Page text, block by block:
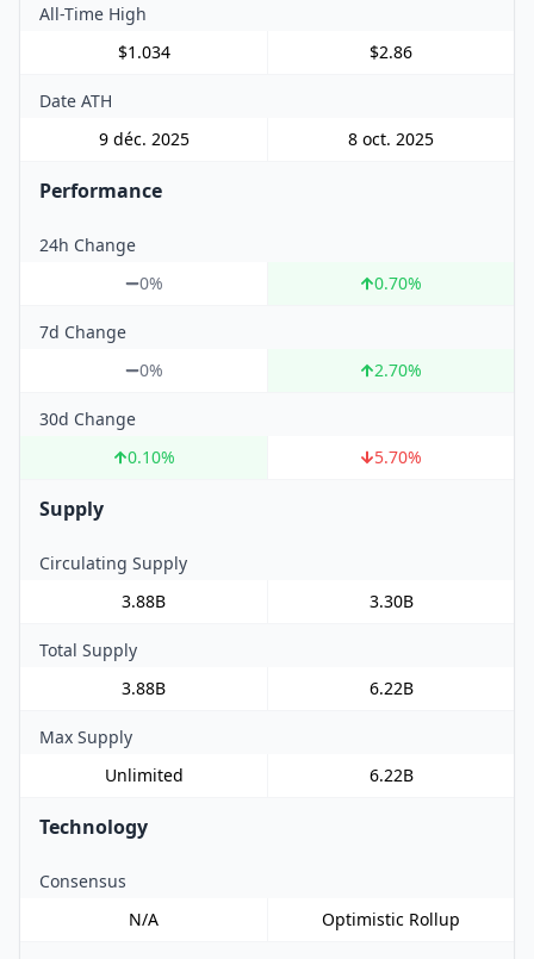
All-Time High
$1.034
$2.86
Date ATH
9 déc. 2025
8 oct. 2025
Performance
24h Change
0%
0.70%
7d Change
0%
2.70%
30d Change
0.10% 5.70%
Supply
Circulating Supply
3.88B
3.30B
Total Supply
3.88B
6.22B
Max Supply
Unlimited
6.22B
Technology
Consensus
N/A
Optimistic Rollup